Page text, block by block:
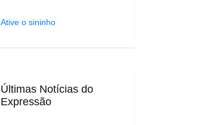
Ative o sininho
Últimas Notícias do
Expressão